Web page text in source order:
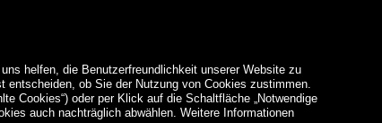
helfen, die Benutzerfreundlichkeit unserer Website zu
ob Sie der Nutzung von Cookies zustimmen.
Cookies“) oder per Klick auf die Schaltfläche „Notwendige
auch nachträglich abwählen. Weitere Informationen